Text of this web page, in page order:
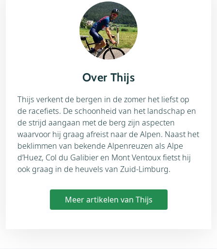
Over Thijs
Thijs verkent de bergen in de zomer het liefst op
de racefiets. De schoonheid van het landschap en
de strijd aangaan met de berg zijn aspecten
waarvoor hij graag afreist naar de Alpen. Naast het
beklimmen van bekende Alpenreuzen als Alpe
d’Huez, Col du Galibier en Mont Ventoux fietst hij
ook graag in de heuvels van Zuid-Limburg.
Meer artikelen van Thijs